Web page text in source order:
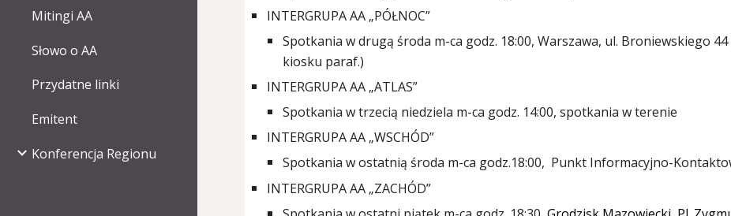
Mitingi AA
Słowo o AA
Przydatne linki
Emitent
Konferencja Regionu
INTERGRUPA AA „PÓŁNOC”
Spotkania wdrugą środa m-ca godz. 18:00, Warszawa, ul. Broniewskiego 44
kiosku paraf.)
INTERGRUPA AA „ATLAS”
Spotkania wtrzecią niedziela m-ca godz. 14:00, spotkania w terenie
INTERGRUPA AA „WSCHÓD”
Spotkania w ostatnią środa m-ca godz.18:00, Punkt Informacyjno-
INTERGRUPA AA „ZACHÓD”